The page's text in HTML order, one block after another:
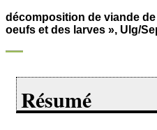
décomposition de viande
oeufs et des larves », Ulg/
Résumé